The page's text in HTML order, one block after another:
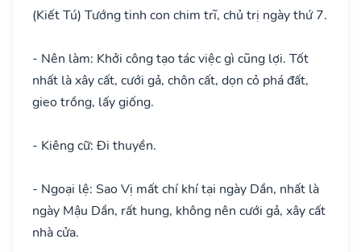
(Kiết Tú) Tướng tinh con chim trĩ, chủ trị ngày thứ 7.
- Nên làm: Khởi công tạo tác việc gì cũng lợi. Tốt
nhất là xây cất, cưới gả, chôn cất, dọn cỏ phá đất,
gieo trồng, lấy giống.
- Kiêng cữ: Đi thuyền.
- Ngoại lệ: Sao Vị mất chí khí tại ngày Dần, nhất là
ngày Mậu Dần, rất hung, không nên cưới gả, xây cất
nhà cửa.